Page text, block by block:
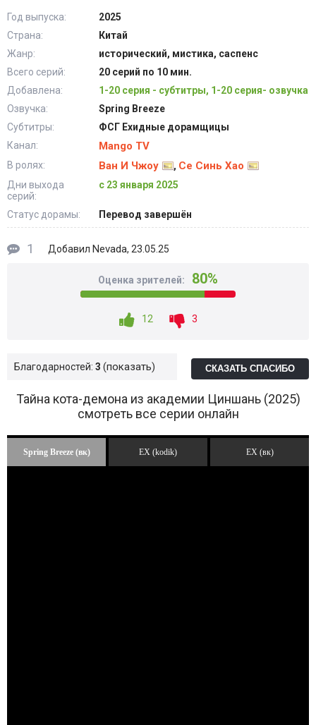
Год выпуска:
2025
Страна:
Китай
Жанр:
исторический, мистика, саспенс
Всего серий:
20 серий по 10 мин.
Добавлена:
1-20 серия - субтитры, 1-20 серия- озвучка
Озвучка:
Spring Breeze
Субтитры:
ФСГ Ехидные дорамщицы
Канал:
Mango TV
В ролях: Ван И Чжоу , Се Синь Хао
Дни выхода
серий:
с 23 января 2025
Статус дорамы: Перевод завершён
1 Добавил Nevada, 23.05.25
Оценка зрителей: 80%
12 3
Благодарностей: 3 показать СКАЗАТЬ СПАСИБО
Тайна кота-демона из академии Циншань (2025)
смотреть все серии онлайн
Spring Breeze (вк) ЕХ (kodik) ЕХ (вк)